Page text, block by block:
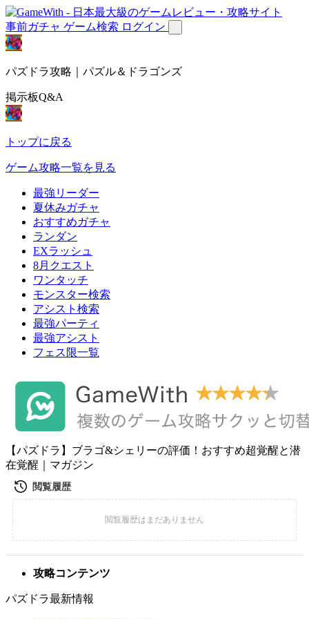
事前ガチャ ゲーム検索 ログイン
パズドラ攻略｜パズル＆ドラゴンズ
掲示板Q&A
トップに戻る
ゲーム攻略一覧を見る
最強リーダー
夏休みガチャ
おすすめガチャ
ランダン
EXラッシュ
8月クエスト
ワンタッチ
モンスター検索
アシスト検索
最強パーティ
最強アシスト
フェス限一覧
【パズドラ】ブラゴ&シェリーの評価！おすすめ超覚醒と潜
在覚醒｜マガジン
攻略コンテンツ
パズドラ最新情報